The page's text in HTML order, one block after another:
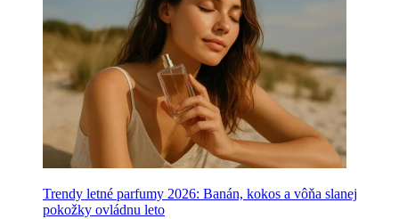
Trendy letné parfumy 2026: Banán, kokos a vôňa slanej
pokožky ovládnu leto